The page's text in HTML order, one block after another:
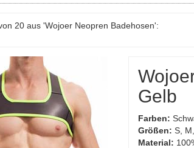
20 aus 'Wojoer Neopren Badehosen':
Gelb
Farben:
Größen: S,
Material: